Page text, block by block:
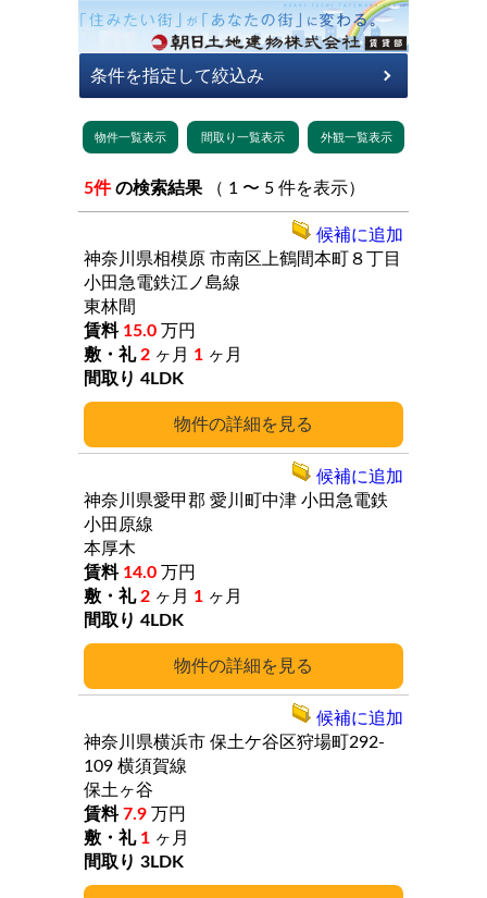
5件 の検索結果 （ 1 〜 5 件を表示）
詳細
神奈川県相模原 市南区上鶴間本町８丁目
小田急電鉄江ノ島線
東林間
15.0 万円
2 ヶ月 1 ヶ月
4LDK
候補に追加
詳細
神奈川県愛甲郡 愛川町中津 小田急電鉄
小田原線
本厚木
14.0 万円
2 ヶ月 1 ヶ月
4LDK
候補に追加
神奈川県横浜市 保土ケ谷区狩場町292-
109 横須賀線
保土ヶ谷
7.9 万円
1 ヶ月
3LDK
候補に追加